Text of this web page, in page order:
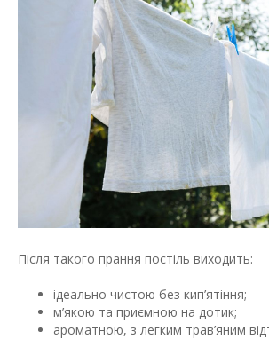
Після такого прання постіль виходить:
ідеально чистою без кип’ятіння;
м’якою та приємною на дотик;
ароматною, з легким трав’яним